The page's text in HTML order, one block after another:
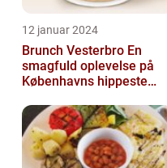
12 januar 2024
Brunch Vesterbro En
smagfuld oplevelse på
Københavns hippeste